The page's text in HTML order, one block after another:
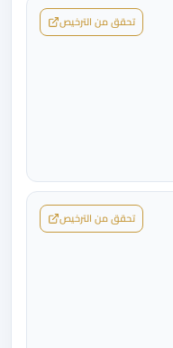
تحقق من الترخيص
تحقق من الترخيص